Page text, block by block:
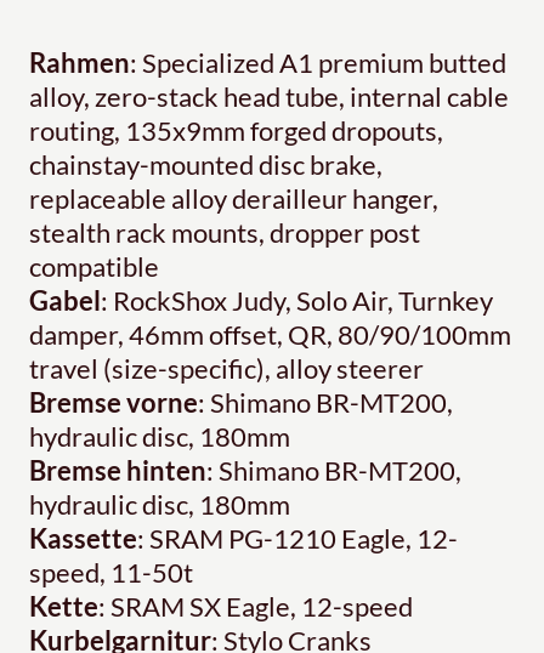
Rahmen: Specialized A1 premium butted
alloy, zero-stack head tube, internal cable
routing, 135x9mm forged dropouts,
chainstay-mounted disc brake,
replaceable alloy derailleur hanger,
stealth rack mounts, dropper post
compatible
Gabel: RockShox Judy, Solo Air, Turnkey
damper, 46mm offset, QR, 80/90/100mm
travel (size-specific), alloy steerer
Bremse vorne: Shimano BR-MT200,
hydraulic disc, 180mm
Bremse hinten: Shimano BR-MT200,
hydraulic disc, 180mm
Kassette: SRAM PG-1210 Eagle, 12-
speed, 11-50t
Kette: SRAM SX Eagle, 12-speed
Kurbelgarnitur: Stylo Cranks